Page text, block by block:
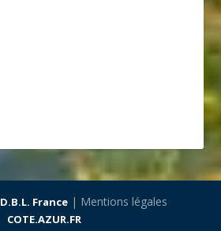
D.B.L. France| Mentions légales
COTE.AZUR.FR